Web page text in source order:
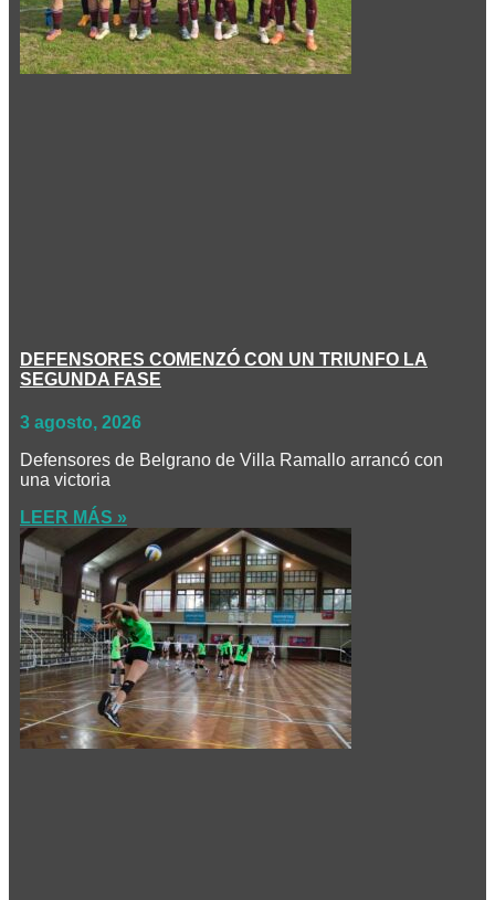
DEFENSORES COMENZÓ CON UN TRIUNFO LA
SEGUNDA FASE
3 agosto, 2026
Defensores de Belgrano de Villa Ramallo arrancó con
una victoria
LEER MÁS »